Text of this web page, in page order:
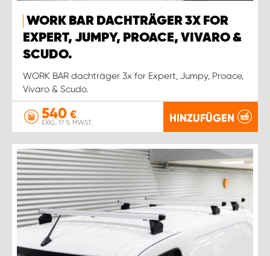
WORK BAR DACHTRÄGER 3X FOR
EXPERT, JUMPY, PROACE, VIVARO &
SCUDO.
WORK BAR dachträger 3x for Expert, Jumpy, Proace,
Vivaro & Scudo.
540 €
EXKL. 17 % MWST. HINZUFÜGEN